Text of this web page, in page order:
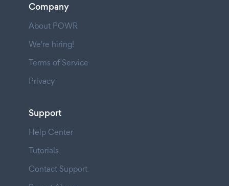
Company
About POWR
We're hiring!
Terms of Service
Privacy
Support
Help Center
Tutorials
Contact Support